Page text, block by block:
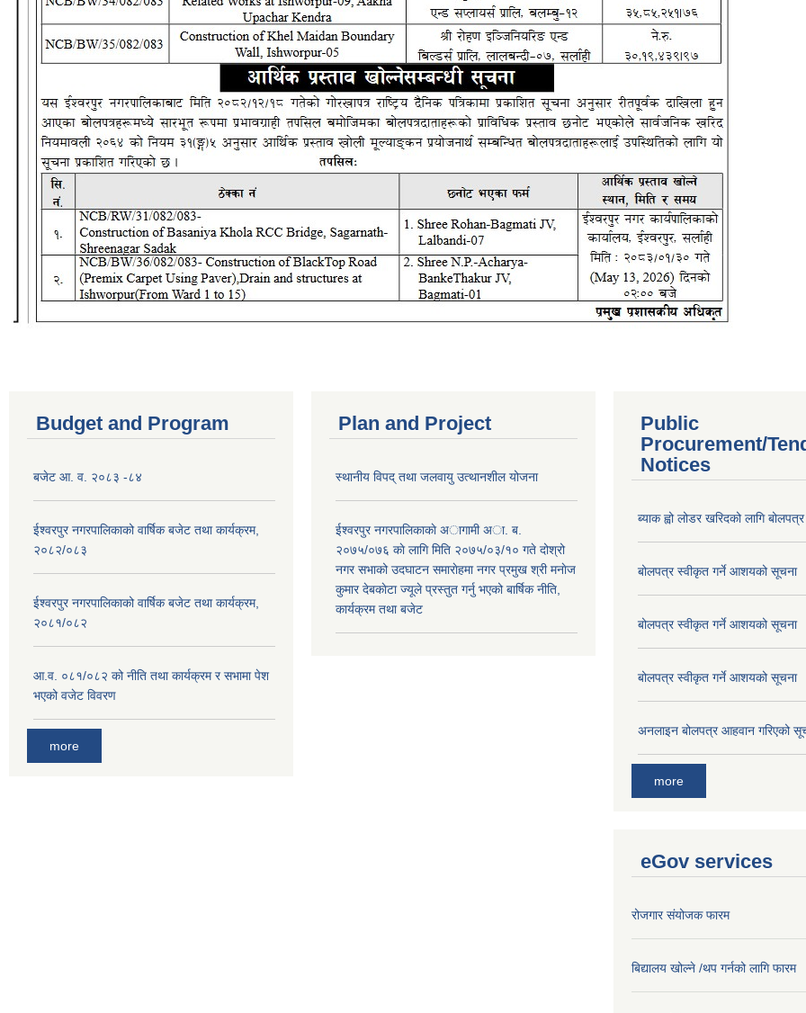
Budget and Program
बजेट आ. व. २०८३ -८४
ईश्वरपुर नगरपालिकाको वार्षिक बजेट तथा कार्यक्रम,
२०८२/०८३
ईश्वरपुर नगरपालिकाको वार्षिक बजेट तथा कार्यक्रम,
२०८१/०८२
आ.व. ०८१/०८२ को नीति तथा कार्यक्रम र सभामा पेश
भएको वजेट विवरण
more
Plan and Project
स्थानीय विपद् तथा जलवायु उत्थानशील योजना
ईश्वरपुर नगरपालिकाकाे अागामी अा. ब.
२०७५/०७६ काे लागि मिति २०७५/०३/१० गते दोश्रो
नगर सभाको उदघाटन समाराेहमा नगर प्रमुख श्री मनाेज
कुमार देबकाेटा ज्यूले प्रस्तुत गर्नु भएको बार्षिक नीति,
कार्यक्रम तथा बजेट
Public
Procurement/
Notices
ब्याक ह्वो लोडर खरिदको लागि
बोलपत्र स्वीकृत गर्ने आशयको सूचना
बोलपत्र स्वीकृत गर्ने आशयको सूचना
बोलपत्र स्वीकृत गर्ने आशयको सूचना
अनलाइन बोलपत्र आहवान गरिएको
more
eGov services
रोजगार संयोजक फारम
बिद्यालय खोल्ने /थप गर्नको लागि फारम